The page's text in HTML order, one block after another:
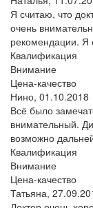
Я считаю, что
очень
рекомендации. Я
Квалификация
Внимание
Цена-качество
Нино, 01.10.2018
Всё было
внимательный.
возможно
Квалификация
Внимание
Цена-качество
Татьяна,